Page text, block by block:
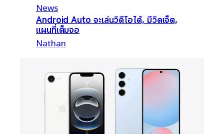
News
Android Auto จะเล่นวิดีโอได้, มีวิดเจ็ต,
แผนที่เต็มจอ
Nathan